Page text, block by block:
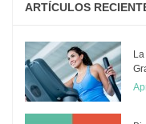
ARTÍCULOS